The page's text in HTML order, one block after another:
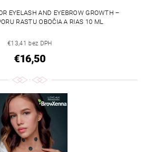
EYELASH AND EYEBROW GROWTH –
RASTU OBOČIA A RIAS 10 ML
€13,41 bez DPH
€16,50